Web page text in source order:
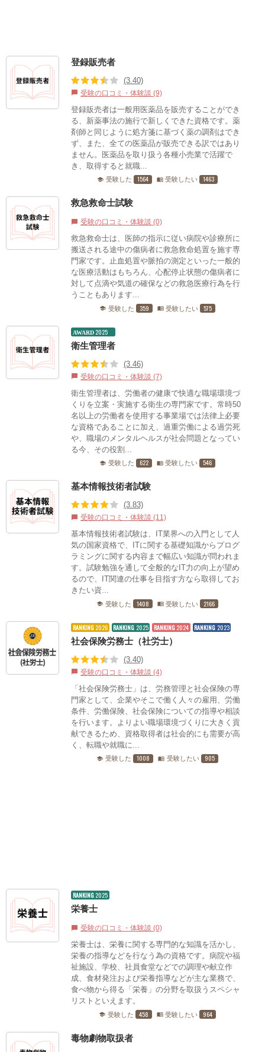
登録販売者
(3.40)
chat_bubble 受験の口コミ・体験談 (9)
登録販売者は一般用医薬品を販売することができ
る、新薬事法の施行で新しくできた資格です。薬
剤師と同じように処方箋に基づく薬の調剤はでき
ず、また、全ての医薬品が販売できる訳ではあり
ません。医薬品を取り扱う各種小売業で活躍で
き、取得すると就職...
school 受験した 1564 menu_book 受験したい 1463
救急救命士試験
chat_bubble 受験の口コミ・体験談 (0)
救急救命士は、医師の指示に従い病院や診療所に
搬送される途中の傷病者に救急救命処置を施す専
門家です。止血処置や脈拍の測定といった一般的
な医療活動はもちろん、心配停止状態の傷病者に
対して点滴や気道の確保などの救急医療行為を行
うこともあります...
school 受験した 359 menu_book 受験したい 575
AWARD 2025
衛生管理者
(3.46)
chat_bubble 受験の口コミ・体験談 (7)
衛生管理者は、労働者の健康で快適な職場環境づ
くりを立案・実施する衛生の専門家です。常時50
名以上の労働者を使用する事業場では法律上必要
な資格であることに加え、過重労働による過労死
や、職場のメンタルヘルスが社会問題となってい
る今、その役割...
school 受験した 622 menu_book 受験したい 546
基本情報技術者試験
(3.83)
chat_bubble 受験の口コミ・体験談 (11)
基本情報技術者試験は、IT業界への入門として人
気の国家資格で、ITに関する基礎知識からプログ
ラミングに関する内容まで幅広い知識が問われま
す。試験勉強を通して全般的なIT力の向上が望め
るので、IT関連の仕事を目指す方なら取得してお
きたい資...
school 受験した 1408 menu_book 受験したい 2166
RANKING 2026 RANKING 2025 RANKING 2024 RANKING 2023
社会保険労務士（社労士）
(3.40)
chat_bubble 受験の口コミ・体験談 (4)
「社会保険労務士」は、労務管理と社会保険の専
門家として、企業やそこで働く人々の雇用、労働
条件、労働保険、社会保険についての指導や相談
を行います。よりよい職場環境づくりに大きく貢
献できるため、資格取得者は社会的にも需要が高
く、転職や就職に...
school 受験した 1008 menu_book 受験したい 905
RANKING 2025
栄養士
chat_bubble 受験の口コミ・体験談 (0)
栄養士は、栄養に関する専門的な知識を活かし、
栄養の指導などを行なう為の資格です。病院や福
祉施設、学校、社員食堂などでの調理や献立作
成、食材発注および栄養指導などが主な業務で、
食べ物から得る「栄養」の分野を取扱うスペシャ
リストといえます。
school 受験した 458 menu_book 受験したい 964
毒物劇物取扱者